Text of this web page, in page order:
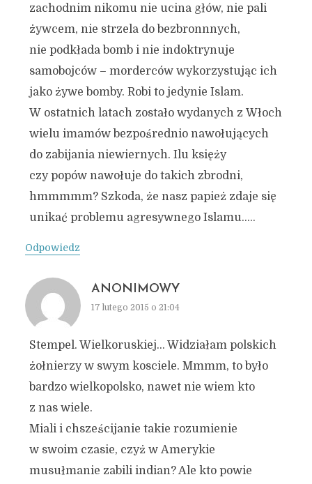
zachodnim nikomu nie ucina głów, nie pali
żywcem, nie strzela do bezbronnnych,
nie podkłada bomb i nie indoktrynuje
samobojców – morderców wykorzystując ich
jako żywe bomby. Robi to jedynie Islam.
W ostatnich latach zostało wydanych z Włoch
wielu imamów bezpośrednio nawołujących
do zabijania niewiernych. Ilu księży
czy popów nawołuje do takich zbrodni,
hmmmmm? Szkoda, że nasz papież zdaje się
unikać problemu agresywnego Islamu…..
Odpowiedz
ANONIMOWY
17 lutego 2015 o 21:04
Stempel. Wielkoruskiej… Widziałam polskich
żołnierzy w swym kosciele. Mmmm, to było
bardzo wielkopolsko, nawet nie wiem kto
z nas wiele.
Miali i chsześcijanie takie rozumienie
w swoim czasie, czyż w Amerykie
musułmanie zabili indian? Ale kto powie